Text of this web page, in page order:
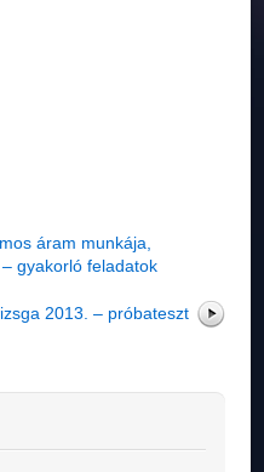
áram munkája,
gyakorló feladatok
2013. – próbateszt